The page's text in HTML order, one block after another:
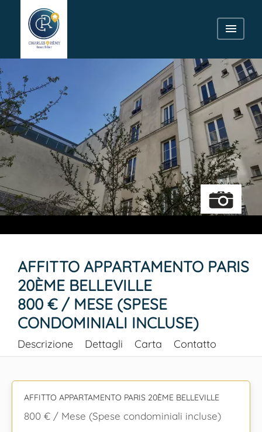
AFFITTO APPARTAMENTO PARIS
20ÈME BELLEVILLE
800 € / MESE (SPESE
CONDOMINIALI INCLUSE)
Descrizione Dettagli Carta Contatto
AFFITTO APPARTAMENTO PARIS 20ÈME BELLEVILLE
800 € / Mese (Spese condominiali incluse)